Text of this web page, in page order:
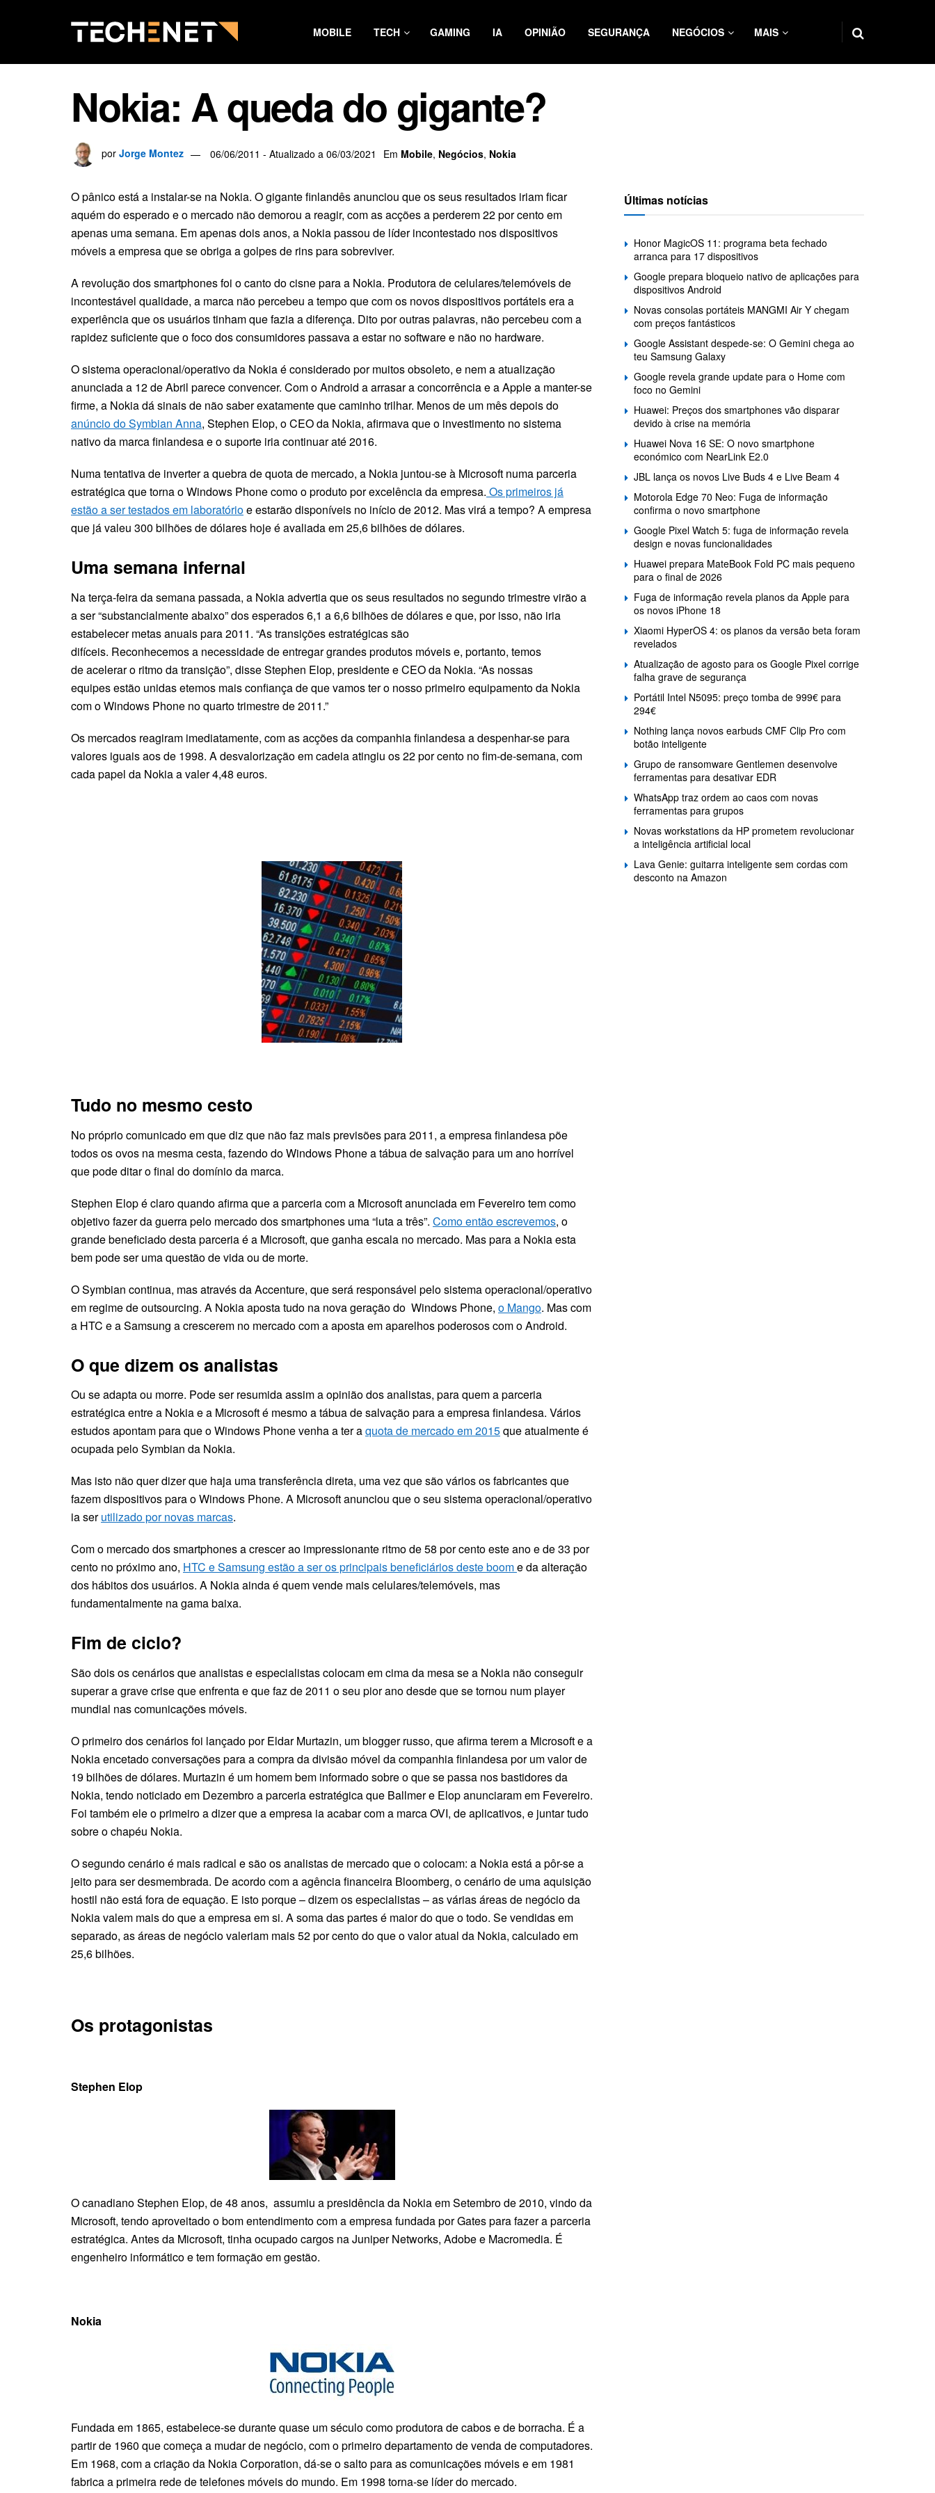
MOBILE TECH GAMING IA OPINIÃO SEGURANÇA NEGÓCIOS MAIS
Nokia: A queda do gigante?
por Jorge Montez 06/06/2011 - Atualizado a 06/03/2021 Em Mobile, Negócios, Nokia
O pânico está a instalar-se na Nokia. O gigante finlandês anunciou que os seus resultados iriam ficar
aquém do esperado e o mercado não demorou a reagir, com as acções a perderem 22 por cento em
apenas uma semana. Em apenas dois anos, a Nokia passou de líder incontestado nos dispositivos
móveis a empresa que se obriga a golpes de rins para sobreviver.
A revolução dos smartphones foi o canto do cisne para a Nokia. Produtora de celulares/telemóveis de
incontestável qualidade, a marca não percebeu a tempo que com os novos dispositivos portáteis era a
experiência que os usuários tinham que fazia a diferença. Dito por outras palavras, não percebeu com a
rapidez suficiente que o foco dos consumidores passava a estar no software e não no hardware.
O sistema operacional/operativo da Nokia é considerado por muitos obsoleto, e nem a atualização
anunciada a 12 de Abril parece convencer. Com o Android a arrasar a concorrência e a Apple a manter-se
firme, a Nokia dá sinais de não saber exatamente que caminho trilhar. Menos de um mês depois do
anúncio do Symbian Anna, Stephen Elop, o CEO da Nokia, afirmava que o investimento no sistema
nativo da marca finlandesa e o suporte iria continuar até 2016.
Numa tentativa de inverter a quebra de quota de mercado, a Nokia juntou-se à Microsoft numa parceria
estratégica que torna o Windows Phone como o produto por excelência da empresa. Os primeiros já
estão a ser testados em laboratórioe estarão disponíveis no início de 2012. Mas virá a tempo? A empresa
que já valeu 300 bilhões de dólares hoje é avaliada em 25,6 bilhões de dólares.
Uma semana infernal
Na terça-feira da semana passada, a Nokia advertia que os seus resultados no segundo trimestre virão a
a ser “substancialmente abaixo” dos esperados 6,1 a 6,6 bilhões de dólares e que, por isso, não iria
estabelecer metas anuais para 2011. “As transições estratégicas são
difíceis. Reconhecemos a necessidade de entregar grandes produtos móveis e, portanto, temos
de acelerar o ritmo da transição”, disse Stephen Elop, presidente e CEO da Nokia. “As nossas
equipes estão unidas etemos mais confiança de que vamos ter o nosso primeiro equipamento da Nokia
com o Windows Phone no quarto trimestre de 2011.”
Os mercados reagiram imediatamente, com as acções da companhia finlandesa a despenhar-se para
valores iguais aos de 1998. A desvalorização em cadeia atingiu os 22 por cento no fim-de-semana, com
cada papel da Nokia a valer 4,48 euros.
Tudo no mesmo cesto
No próprio comunicado em que diz que não faz mais previsões para 2011, a empresa finlandesa põe
todos os ovos na mesma cesta, fazendo do Windows Phone a tábua de salvação para um ano horrível
que pode ditar o final do domínio da marca.
Stephen Elop é claro quando afirma que a parceria com a Microsoft anunciada em Fevereiro tem como
objetivo fazer da guerra pelo mercado dos smartphones uma “luta a três”. Como então escrevemos, o
grande beneficiado desta parceria é a Microsoft, que ganha escala no mercado. Mas para a Nokia esta
bem pode ser uma questão de vida ou de morte.
O Symbian continua, mas através da Accenture, que será responsável pelo sistema operacional/operativo
em regime de outsourcing. A Nokia aposta tudo na nova geração do Windows Phone, o Mango. Mas com
a HTC e a Samsung a crescerem no mercado com a aposta em aparelhos poderosos com o Android.
O que dizem os analistas
Ou se adapta ou morre. Pode ser resumida assim a opinião dos analistas, para quem a parceria
estratégica entre a Nokia e a Microsoft é mesmo a tábua de salvação para a empresa finlandesa. Vários
estudos apontam para que o Windows Phone venha a ter aquota de mercado em 2015que atualmente é
ocupada pelo Symbian da Nokia.
Mas isto não quer dizer que haja uma transferência direta, uma vez que são vários os fabricantes que
fazem dispositivos para o Windows Phone. A Microsoft anunciou que o seu sistema operacional/operativo
ia serutilizado por novas marcas.
Com o mercado dos smartphones a crescer ao impressionante ritmo de 58 por cento este ano e de 33 por
cento no próximo ano, HTC e Samsung estão a ser os principais beneficiários deste boome da alteração
dos hábitos dos usuários. A Nokia ainda é quem vende mais celulares/telemóveis, mas
fundamentalmente na gama baixa.
Fim de ciclo?
São dois os cenários que analistas e especialistas colocam em cima da mesa se a Nokia não conseguir
superar a grave crise que enfrenta e que faz de 2011 o seu pior ano desde que se tornou num player
mundial nas comunicações móveis.
O primeiro dos cenários foi lançado por Eldar Murtazin, um blogger russo, que afirma terem a Microsoft e a
Nokia encetado conversações para a compra da divisão móvel da companhia finlandesa por um valor de
19 bilhões de dólares. Murtazin é um homem bem informado sobre o que se passa nos bastidores da
Nokia, tendo noticiado em Dezembro a parceria estratégica que Ballmer e Elop anunciaram em Fevereiro.
Foi também ele o primeiro a dizer que a empresa ia acabar com a marca OVI, de aplicativos, e juntar tudo
sobre o chapéu Nokia.
O segundo cenário é mais radical e são os analistas de mercado que o colocam: a Nokia está a pôr-se a
jeito para ser desmembrada. De acordo com a agência financeira Bloomberg, o cenário de uma aquisição
hostil não está fora de equação. E isto porque – dizem os especialistas – as várias áreas de negócio da
Nokia valem mais do que a empresa em si. A soma das partes é maior do que o todo. Se vendidas em
separado, as áreas de negócio valeriam mais 52 por cento do que o valor atual da Nokia, calculado em
25,6 bilhões.
Os protagonistas
Stephen Elop
O canadiano Stephen Elop, de 48 anos, assumiu a presidência da Nokia em Setembro de 2010, vindo da
Microsoft, tendo aproveitado o bom entendimento com a empresa fundada por Gates para fazer a parceria
estratégica. Antes da Microsoft, tinha ocupado cargos na Juniper Networks, Adobe e Macromedia. É
engenheiro informático e tem formação em gestão.
Nokia
Fundada em 1865, estabelece-se durante quase um século como produtora de cabos e de borracha. É a
partir de 1960 que começa a mudar de negócio, com o primeiro departamento de venda de computadores.
Em 1968, com a criação da Nokia Corporation, dá-se o salto para as comunicações móveis e em 1981
fabrica a primeira rede de telefones móveis do mundo. Em 1998 torna-se líder do mercado.
Últimas notícias
Honor MagicOS 11: programa beta fechado
arranca para 17 dispositivos
Google prepara bloqueio nativo de aplicações para
dispositivos Android
Novas consolas portáteis MANGMI Air Y chegam
com preços fantásticos
Google Assistant despede-se: O Gemini chega ao
teu Samsung Galaxy
Google revela grande update para o Home com
foco no Gemini
Huawei: Preços dos smartphones vão disparar
devido à crise na memória
Huawei Nova 16 SE: O novo smartphone
económico com NearLink E2.0
JBL lança os novos Live Buds 4 e Live Beam 4
Motorola Edge 70 Neo: Fuga de informação
confirma o novo smartphone
Google Pixel Watch 5: fuga de informação revela
design e novas funcionalidades
Huawei prepara MateBook Fold PC mais pequeno
para o final de 2026
Fuga de informação revela planos da Apple para
os novos iPhone 18
Xiaomi HyperOS 4: os planos da versão beta foram
revelados
Atualização de agosto para os Google Pixel corrige
falha grave de segurança
Portátil Intel N5095: preço tomba de 999€ para
294€
Nothing lança novos earbuds CMF Clip Pro com
botão inteligente
Grupo de ransomware Gentlemen desenvolve
ferramentas para desativar EDR
WhatsApp traz ordem ao caos com novas
ferramentas para grupos
Novas workstations da HP prometem revolucionar
a inteligência artificial local
Lava Genie: guitarra inteligente sem cordas com
desconto na Amazon